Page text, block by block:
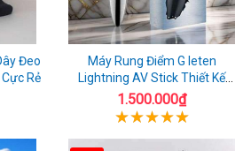
Đeo
Rẻ
Máy Rung Điểm G leten
Lightning AV Stick Thiết Kế
Thông Minh
1.500.000₫